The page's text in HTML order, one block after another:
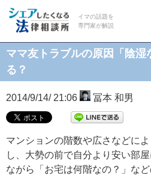
イマの話題を
専門家が解説
ママ友トラブルの原因「陰湿
る？
2014/9/14/ 21:06 冨本 和男
マンションの階数や広さなどに
し、大勢の前で自分より安い部
ながら「お宅は何階なの？」な